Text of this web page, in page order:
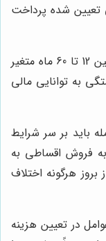
تعیین شده پرداخت
مدت زمان قرارداد اقساطی می‌تواند بین 12 تا 60 ماه متغیر
به توانایی مالی
باید بر سر شرایط
فروش اقساطی به
بروز هرگونه اختلاف
در تعیین هزینه